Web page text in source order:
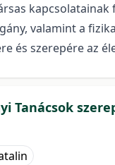
valamint a
és szerepére az
Tanácsok